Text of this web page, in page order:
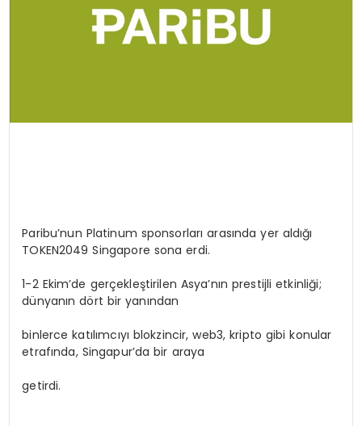
Paribu’nun Platinum sponsorları arasında yer aldığı
TOKEN2049 Singapore sona erdi.
1-2 Ekim’de gerçekleştirilen Asya’nın prestijli etkinliği;
dünyanın dört bir yanından
binlerce katılımcıyı blokzincir, web3, kripto gibi konular
etrafında, Singapur’da bir araya
getirdi.